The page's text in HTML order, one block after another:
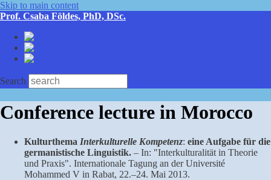
Skip to main content
Prof. Csaba Földes, PhD, DSc.
Search
Conference lecture in Morocco
Kulturthema Interkulturelle Kompetenz: eine Aufgabe für die
germanistische Linguistik. – In: "Interkulturalität in Theorie
und Praxis". Internationale Tagung an der Université
Mohammed V in Rabat, 22.–24. Mai 2013.